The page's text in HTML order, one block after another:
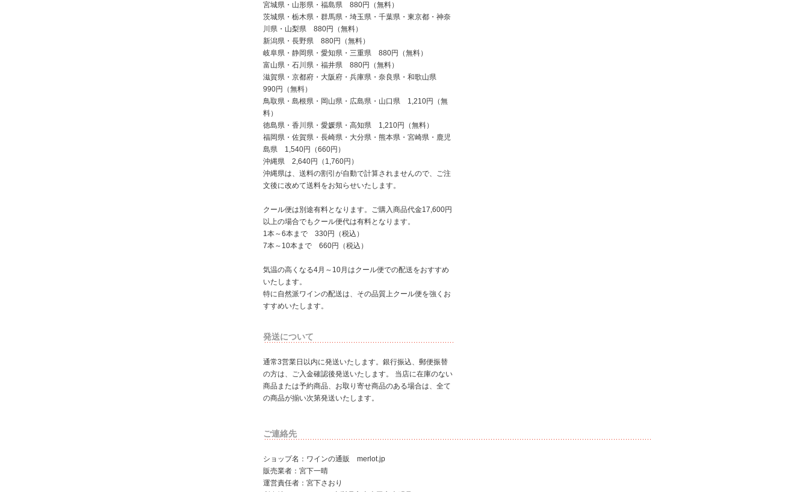
宮城県・山形県・福島県 880円（無料）
茨城県・栃木県・群馬県・埼玉県・千葉県・東京都・神奈
川県・山梨県 880円（無料）
新潟県・長野県 880円（無料）
岐阜県・静岡県・愛知県・三重県 880円（無料）
富山県・石川県・福井県 880円（無料）
滋賀県・京都府・大阪府・兵庫県・奈良県・和歌山県
990円（無料）
鳥取県・島根県・岡山県・広島県・山口県 1,210円（無
料）
徳島県・香川県・愛媛県・高知県 1,210円（無料）
福岡県・佐賀県・長崎県・大分県・熊本県・宮崎県・鹿児
島県 1,540円（660円）
沖縄県 2,640円（1,760円）
沖縄県は、送料の割引が自動で計算されませんので、ご注
文後に改めて送料をお知らせいたします。
クール便は別途有料となります。ご購入商品代金17,600円
以上の場合でもクール便代は有料となります。
1本～6本まで 330円（税込）
7本～10本まで 660円（税込）
気温の高くなる4月～10月はクール便での配送をおすすめ
いたします。
特に自然派ワインの配送は、その品質上クール便を強くお
すすめいたします。
発送について
通常3営業日以内に発送いたします。銀行振込、郵便振替
の方は、ご入金確認後発送いたします。 当店に在庫のない
商品または予約商品、お取り寄せ商品のある場合は、全て
の商品が揃い次第発送いたします。
ご連絡先
ショップ名：ワインの通販 merlot.jp
販売業者：宮下一晴
運営責任者：宮下さおり